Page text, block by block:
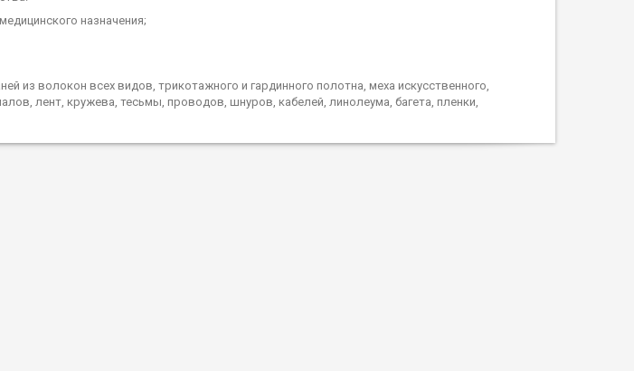
назначения;
из волокон всех видов, трикотажного и гардинного полотна, меха искусственного,
лент, кружева, тесьмы, проводов, шнуров, кабелей, линолеума, багета, пленки,